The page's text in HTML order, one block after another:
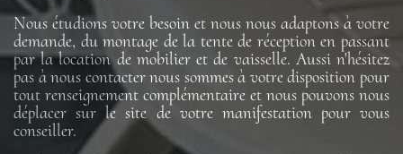
Nous étudions votre besoin et nous nous adaptons à votre
demande, du montage de la tente de réception en passant
par la location de mobilier et de vaisselle. Aussi n'hésitez
pas à nous contacter nous sommes à votre disposition pour
tout renseignement complémentaire et nous pouvons nous
déplacer sur le site de votre manifestation pour vous
conseiller.